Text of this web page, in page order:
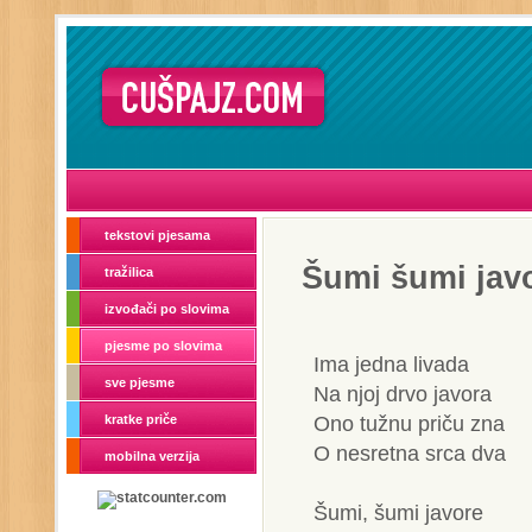
tekstovi pjesama
tražilica
izvođači po slovima
pjesme po slovima
sve pjesme
kratke priče
mobilna verzija
Šumi šumi
Ima jedna livada
Na njoj drvo javora
Ono tužnu priču zna
O nesretna srca dva
Šumi, šumi javore